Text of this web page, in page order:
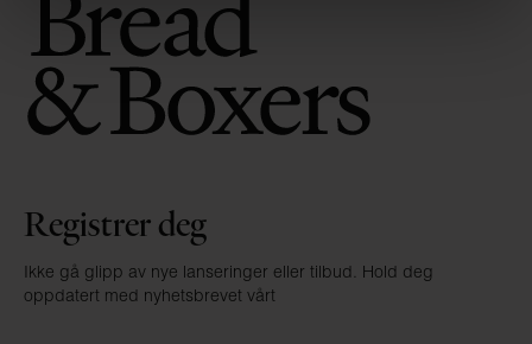
Registrer deg
Ikke gå glipp av nye lanseringer eller tilbud. Hold deg
oppdatert med nyhetsbrevet vårt